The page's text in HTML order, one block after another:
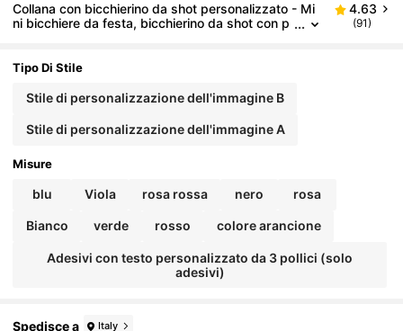
Collana con bicchierino da shot personalizzato - Mi
ni bicchiere da festa, bicchierino da shot con p
acile da pulire, bicchierino da shot non monouso, bo
on bicchierino da shot, bicchierino da festa di addio
al nubilato, collana bomboniera per compleanno faci
le da pulire, accessorio colorato per festa di addio a
l nubilato, matrimonio o compleanno, pronto per la f
4.63
(91)
Tipo Di Stile
Stile di personalizzazione dell'immagine B
Stile di personalizzazione dell'immagine A
Misure
blu Viola rosa rossa nero rosa
Bianco verde rosso colore arancione
Adesivi con testo personalizzato da 3 pollici (solo
adesivi)
Spedisce a Italy